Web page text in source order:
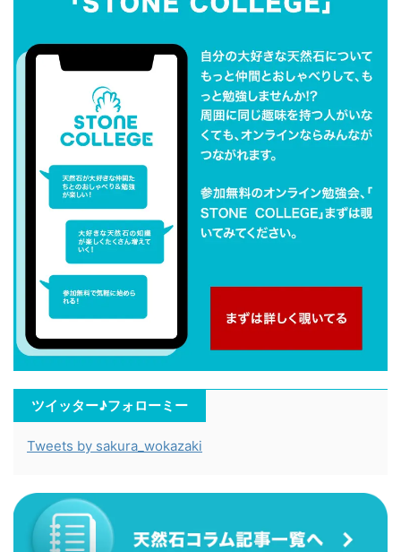
ツイッター♪フォローミー
Tweets by sakura_wokazaki